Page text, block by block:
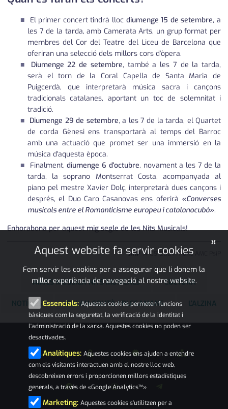
El primer concert tindrà lloc diumenge 15 de setembre, a
les 7 de la tarda, amb Camerata Arts, un grup format per
membres del Cor del Teatre del Liceu de Barcelona que
oferiran una selecció dels millors cors d'òpera.
Diumenge 22 de setembre, també a les 7 de la tarda,
serà el torn de la Coral Capella de Santa Maria de
Puigcerdà, que interpretarà música sacra i cançons
tradicionals catalanes, aportant un toc de solemnitat i
tradició.
Diumenge 29 de setembre, a les 7 de la tarda, el Quartet
de corda Gènesi ens transportarà al temps del Barroc
amb una actuació que promet ser una immersió en la
música d'aquesta època.
Finalment,diumenge 6 d'octubre, novament a les 7 de la
tarda, la soprano Montserrat Costa, acompanyada al
piano pel mestre Xavier Dolç, interpretarà dues cançons i
després, el Duo Caro Casanovas ens oferirà «Converses
musicals entre el Romanticisme europeu i catalanocubà».
Enhorabona per aquest mig segle de les Nits Musicals!
JMP 14•09 •2024 |Font:
AMICS MÚSSICA NITS MUSICALS CULTURA
NOTÍCIES PALAU-SOLITÀ I PLEGAMANS L'ALZINA
×
Aquest website fa servir cookies
Fem servir les cookies per a assegurar que li donem la
millor experiència de navegació al nostre website.
Essencials: Aquestes cookies permeten funcions
bàsiques com la seguretat, la verificació de la identitat i
l'administració de la xarxa. Aquestes cookies no poden ser
desactivades.
Analítiques: Aquestes cookies ens ajuden a entendre
com els visitants interactuen amb el nostre lloc web,
descobreixen errors i proporcionen millors estadístiques
generals, a través de «Google Analytics™»
Marketing: Aquestes cookies s'utilitzen per a